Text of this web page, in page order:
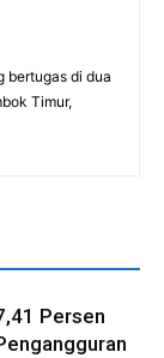
bertugas di dua
Timur,
Persen